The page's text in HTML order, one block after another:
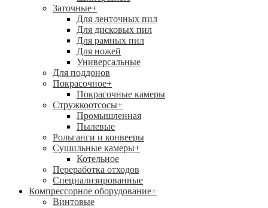
Заточные+
Для ленточных пил
Для дисковых пил
Для рамных пил
Для ножей
Универсальные
Для поддонов
Покрасочное+
Покрасочные камеры
Стружкоотсосы+
Промышленная
Пылевые
Рольганги и конвееры
Сушильные камеры+
Котельное
Переработка отходов
Специализированные
Компрессорное оборудование+
Винтовые